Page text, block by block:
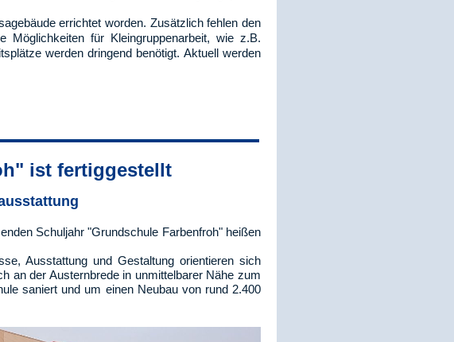
errichtet worden. Zusätzlich fehlen den
Möglichkeiten für Kleingruppenarbeit, wie z.B.
werden dringend benötigt. Aktuell werden
ist fertiggestellt
Schuljahr "Grundschule Farbenfroh" heißen
Ausstattung und Gestaltung orientieren sich
an der Austernbrede in unmittelbarer Nähe zum
saniert und um einen Neubau von rund 2.400